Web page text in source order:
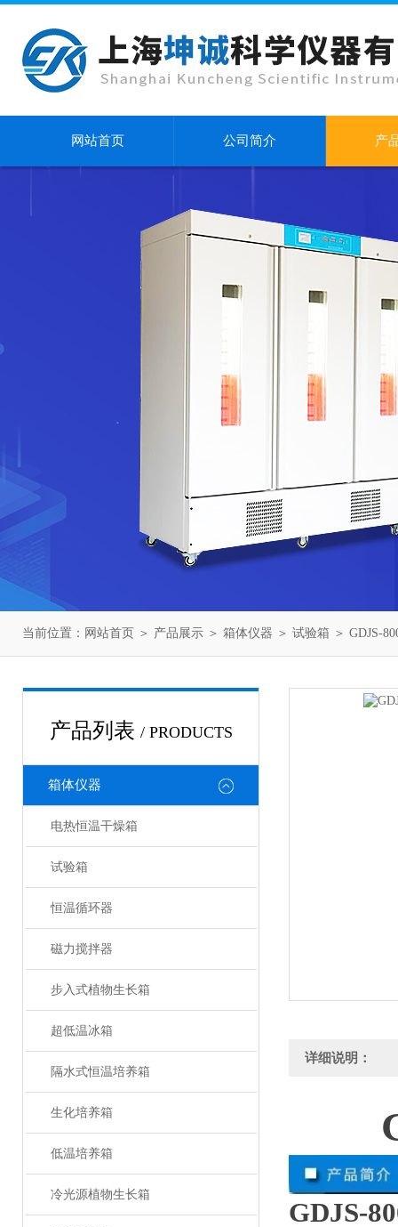
网站首页 公司简介 产
当前位置： 网站首页 ＞ 产品展示 ＞ 箱体仪器 ＞ 试验箱 ＞ GDJS-
产品列表 / PRODUCTS
箱体仪器
电热恒温干燥箱
试验箱
恒温循环器
磁力搅拌器
步入式植物生长箱
超低温冰箱
隔水式恒温培养箱
生化培养箱
低温培养箱
冷光源植物生长箱
详细说明：
GDJS-